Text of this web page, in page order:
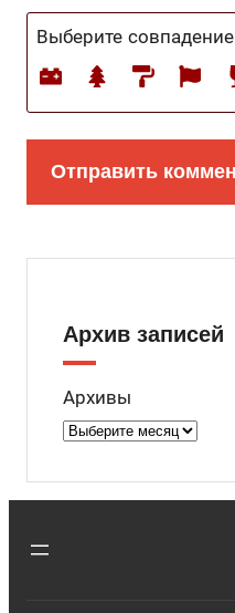
Выберите совпадение
Архив записей
Архивы